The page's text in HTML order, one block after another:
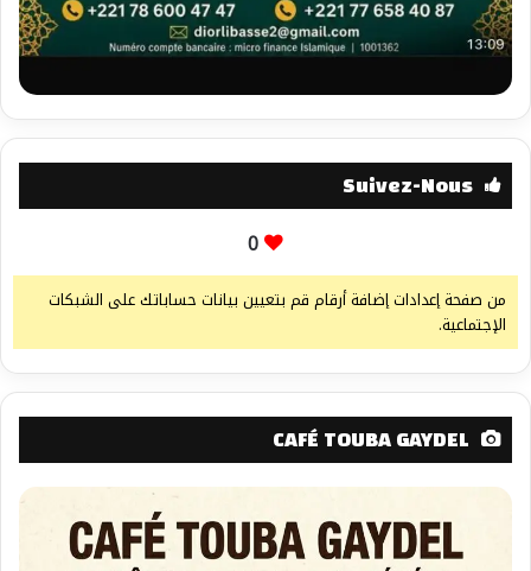
Suivez-Nous
0
من صفحة إعدادات إضافة أرقام قم بتعيين بيانات حساباتك على الشبكات
الإجتماعية.
CAFÉ TOUBA GAYDEL